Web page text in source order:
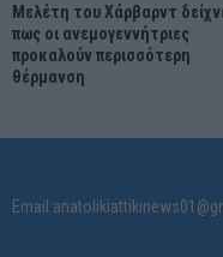
Μελέτη του Χάρβαρντ
πως οι ανεμογεννήτριες
προκαλούν περισσότερη
θέρμανση